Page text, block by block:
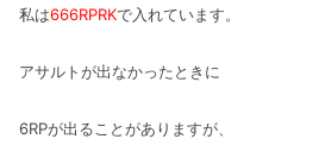
私は666RPRKで入れています。
アサルトが出なかったときに
6RPが出ることがありますが、